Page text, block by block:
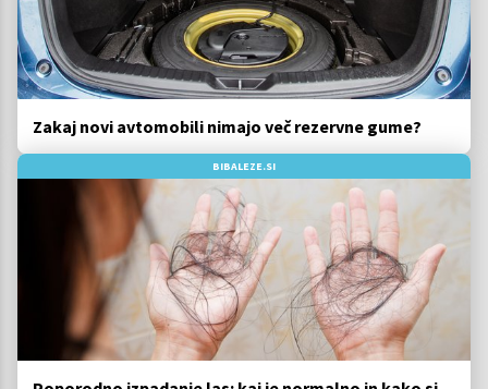
Zakaj novi avtomobili nimajo več rezervne gume?
BIBALEZE.SI